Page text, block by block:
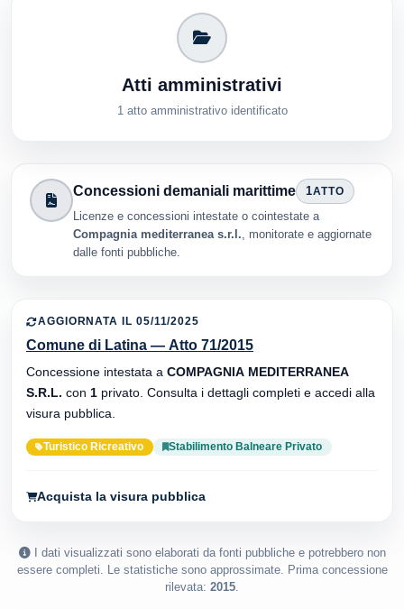
Atti amministrativi
1 atto amministrativo identificato
Concessioni demaniali marittime 1ATTO
Licenze e concessioni intestate o cointestate a
Compagnia mediterranea s.r.l., monitorate e aggiornate
dalle fonti pubbliche.
AGGIORNATA IL 05/11/2025
Comune di Latina — Atto 71/2015
Concessione intestata a COMPAGNIA MEDITERRANEA
S.R.L. con 1 privato. Consulta i dettagli completi e accedi alla
visura pubblica.
Turistico Ricreativo Stabilimento Balneare Privato
Acquista la visura pubblica
I dati visualizzati sono elaborati da fonti pubbliche e potrebbero non
essere completi. Le statistiche sono approssimate. Prima concessione
rilevata: 2015.